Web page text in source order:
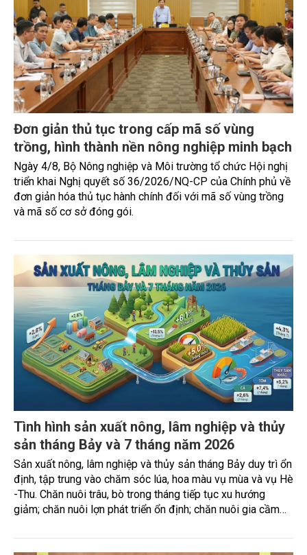
Đơn giản thủ tục trong cấp mã số vùng
trồng, hình thành nền nông nghiệp minh bạch
Ngày 4/8, Bộ Nông nghiệp và Môi trường tổ chức Hội nghị
triển khai Nghị quyết số 36/2026/NQ-CP của Chính phủ về
đơn giản hóa thủ tục hành chính đối với mã số vùng trồng
và mã số cơ sở đóng gói.
Tình hình sản xuất nông, lâm nghiệp và thủy
sản tháng Bảy và 7 tháng năm 2026
Sản xuất nông, lâm nghiệp và thủy sản tháng Bảy duy trì ổn
định, tập trung vào chăm sóc lúa, hoa màu vụ mùa và vụ Hè
-Thu. Chăn nuôi trâu, bò trong tháng tiếp tục xu hướng
giảm; chăn nuôi lợn phát triển ổn định; chăn nuôi gia cầm
lượng thủy sản đều tăng nhẹ.